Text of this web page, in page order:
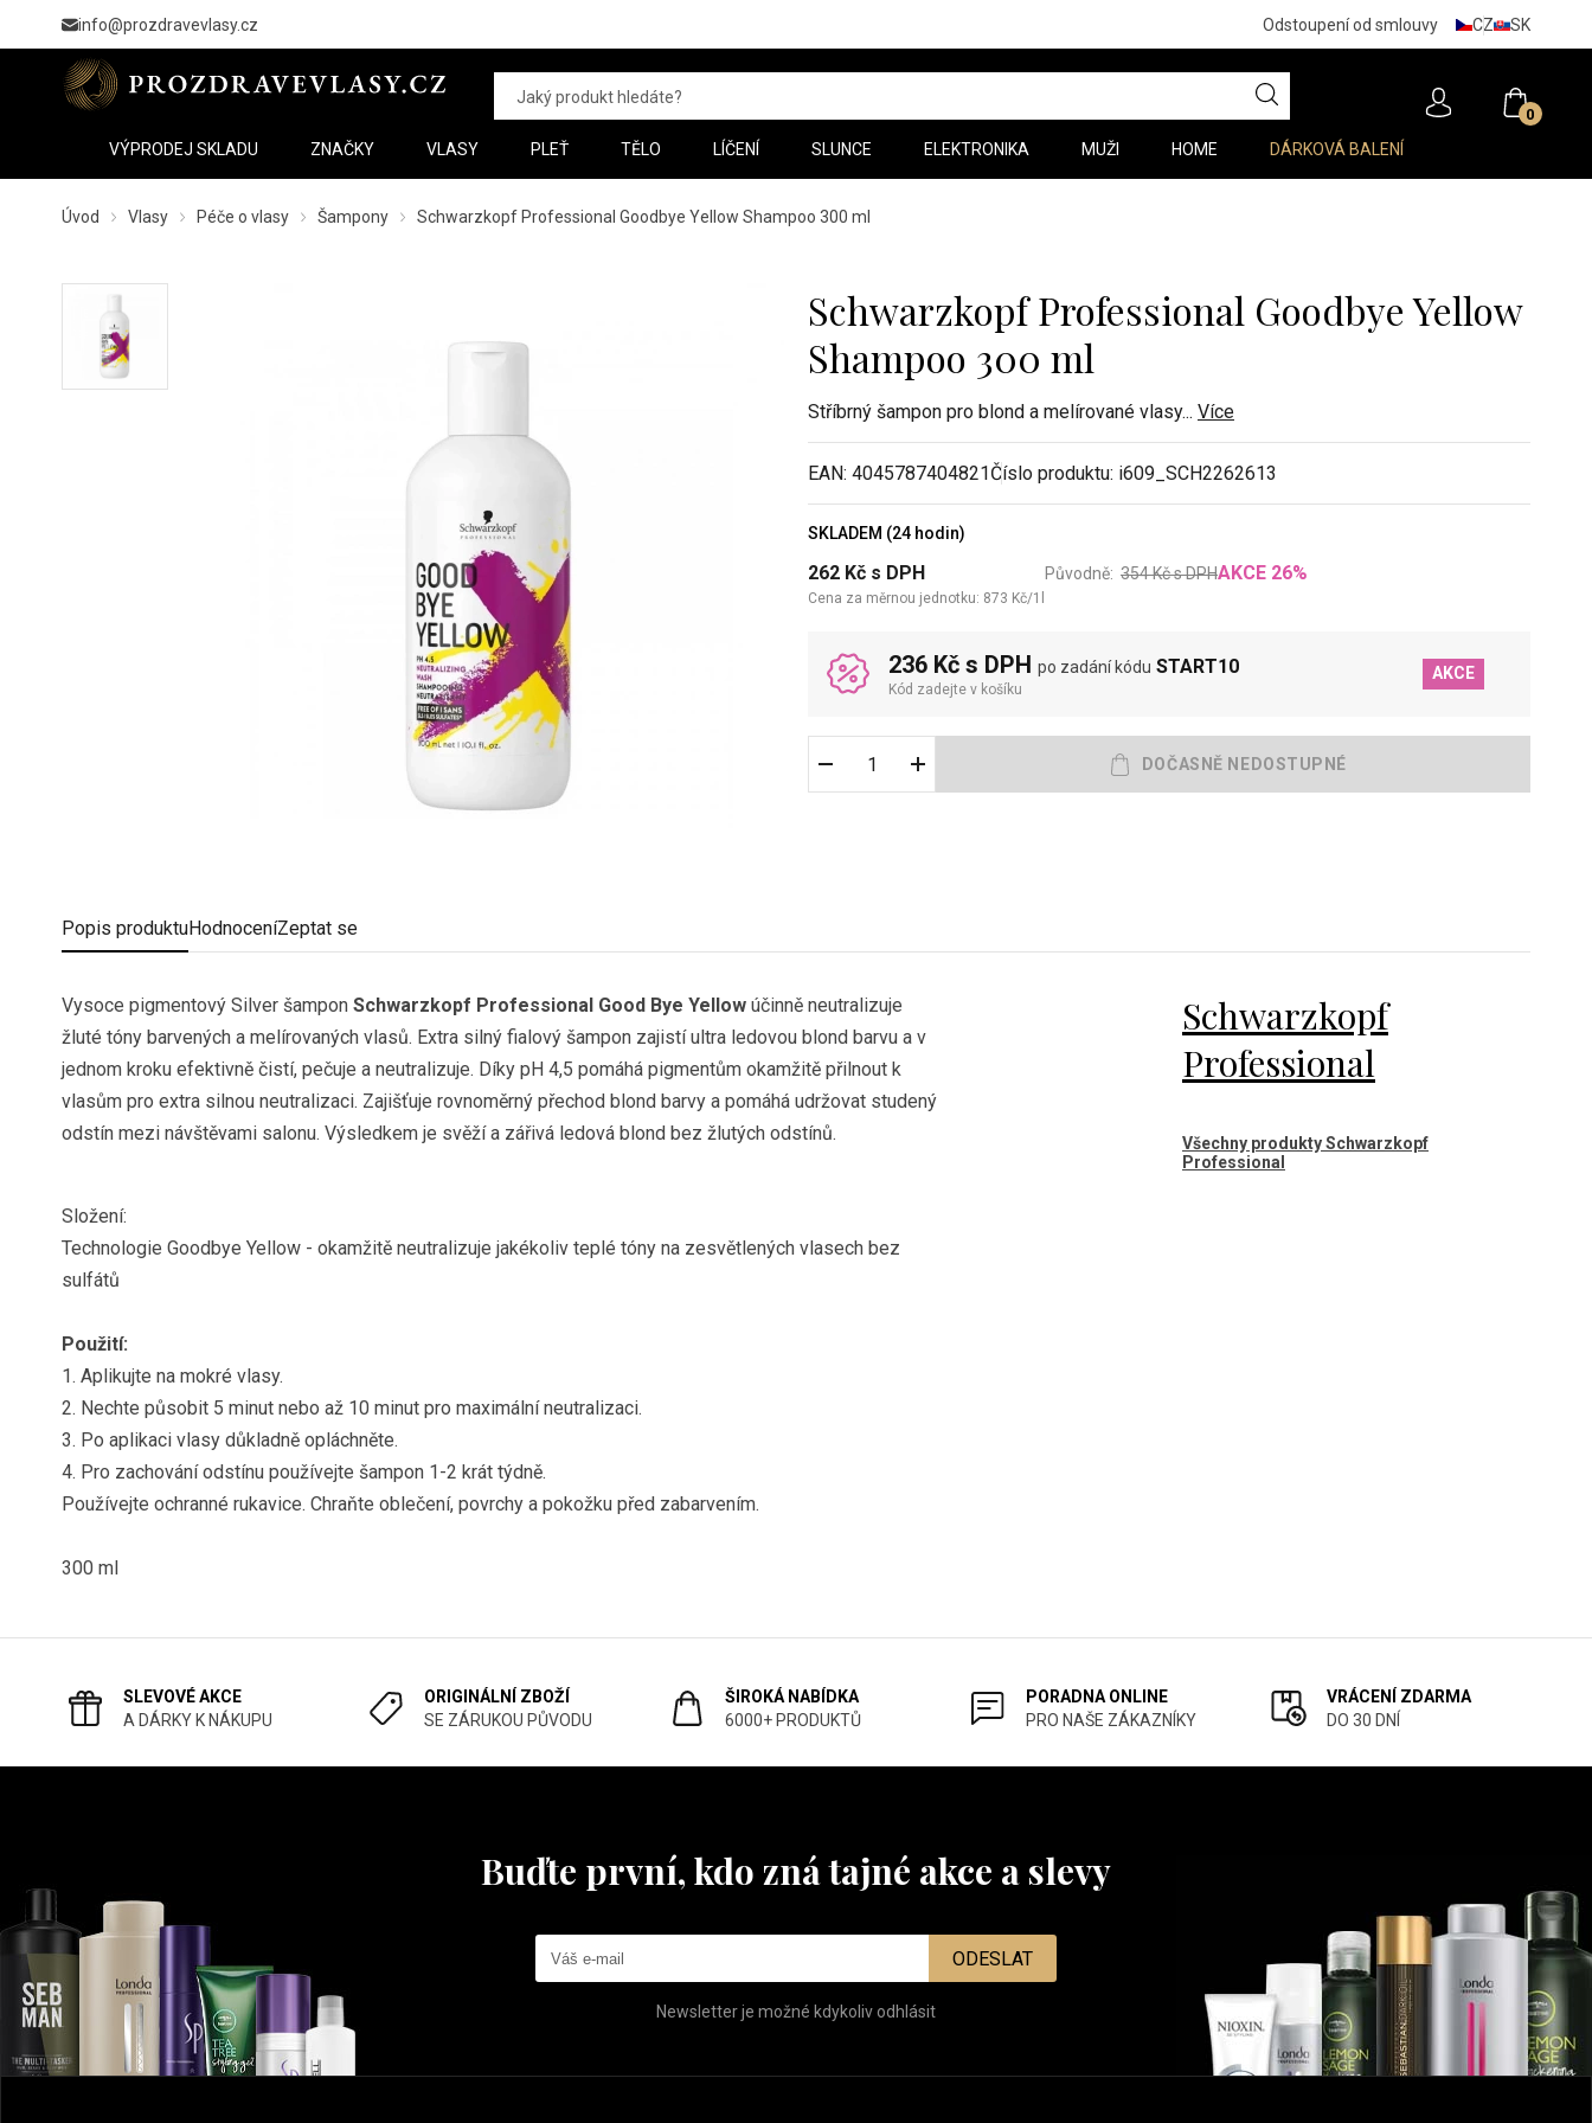
info@prozdravevlasy.cz Odstoupení od smlouvy CZ SK
0
VÝPRODEJ SKLADU ZNAČKY VLASY PLEŤ TĚLO LÍČENÍ SLUNCE ELEKTRONIKA MUŽI HOME DÁRKOVÁ BALENÍ
Úvod Vlasy Péče o vlasy Šampony Schwarzkopf Professional Goodbye Yellow Shampoo 300 ml
Schwarzkopf Professional Goodbye Yellow
Shampoo 300 ml
Stříbrný šampon pro blond a melírované vlasy... Více
EAN: 4045787404821Číslo produktu: i609_SCH2262613
SKLADEM (24 hodin)
262 Kč s DPH
Cena za měrnou jednotku: 873 Kč/1
Původně: 354Kčs DPHAKCE 26%
236 Kč s DPH po zadání kódu START10
Kód zadejte v košíku
AKCE
Popis produktuHodnoceníZeptat se
Vysoce pigmentový Silver šampon Schwarzkopf Professional Good Bye Yellow účinně neutralizuje
žluté tóny barvených a melírovaných vlasů. Extra silný fialový šampon zajistí ultra ledovou blond barvu a v
jednom kroku efektivně čistí, pečuje a neutralizuje. Díky pH 4,5 pomáhá pigmentům okamžitě přilnout k
vlasům pro extra silnou neutralizaci. Zajišťuje rovnoměrný přechod blond barvy a pomáhá udržovat studený
odstín mezi návštěvami salonu. Výsledkem je svěží a zářivá ledová blond bez žlutých odstínů.
Složení:
Technologie Goodbye Yellow - okamžitě neutralizuje jakékoliv teplé tóny na zesvětlených vlasech bez
sulfátů
Použití:
1. Aplikujte na mokré vlasy.
2. Nechte působit 5 minut nebo až 10 minut pro maximální neutralizaci.
3. Po aplikaci vlasy důkladně opláchněte.
4. Pro zachování odstínu používejte šampon 1-2 krát týdně.
Používejte ochranné rukavice. Chraňte oblečení, povrchy a pokožku před zabarvením.
300 ml
Schwarzkopf
Professional
Všechny produkty Schwarzkopf
Professional
SLEVOVÉ AKCE
A DÁRKY K NÁKUPU
ORIGINÁLNÍ ZBOŽÍ
SE ZÁRUKOU PŮVODU
ŠIROKÁ NABÍDKA
6000+ PRODUKTŮ
PORADNA ONLINE
PRO NAŠE ZÁKAZNÍKY
VRÁCENÍ ZDARMA
DO 30 DNÍ
Buďte první, kdo zná tajné akce a slevy
ODESLAT
Newsletter je možné kdykoliv odhlásit